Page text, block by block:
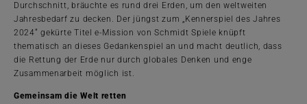
Durchschnitt, bräuchte es rund drei Erden, um den weltweiten
Jahresbedarf zu decken. Der jüngst zum „Kennerspiel des Jahres
2024“ gekürte Titel e-Mission von Schmidt Spiele knüpft
thematisch an dieses Gedankenspiel an und macht deutlich, dass
die Rettung der Erde nur durch globales Denken und enge
Zusammenarbeit möglich ist.
Gemeinsam die Welt retten